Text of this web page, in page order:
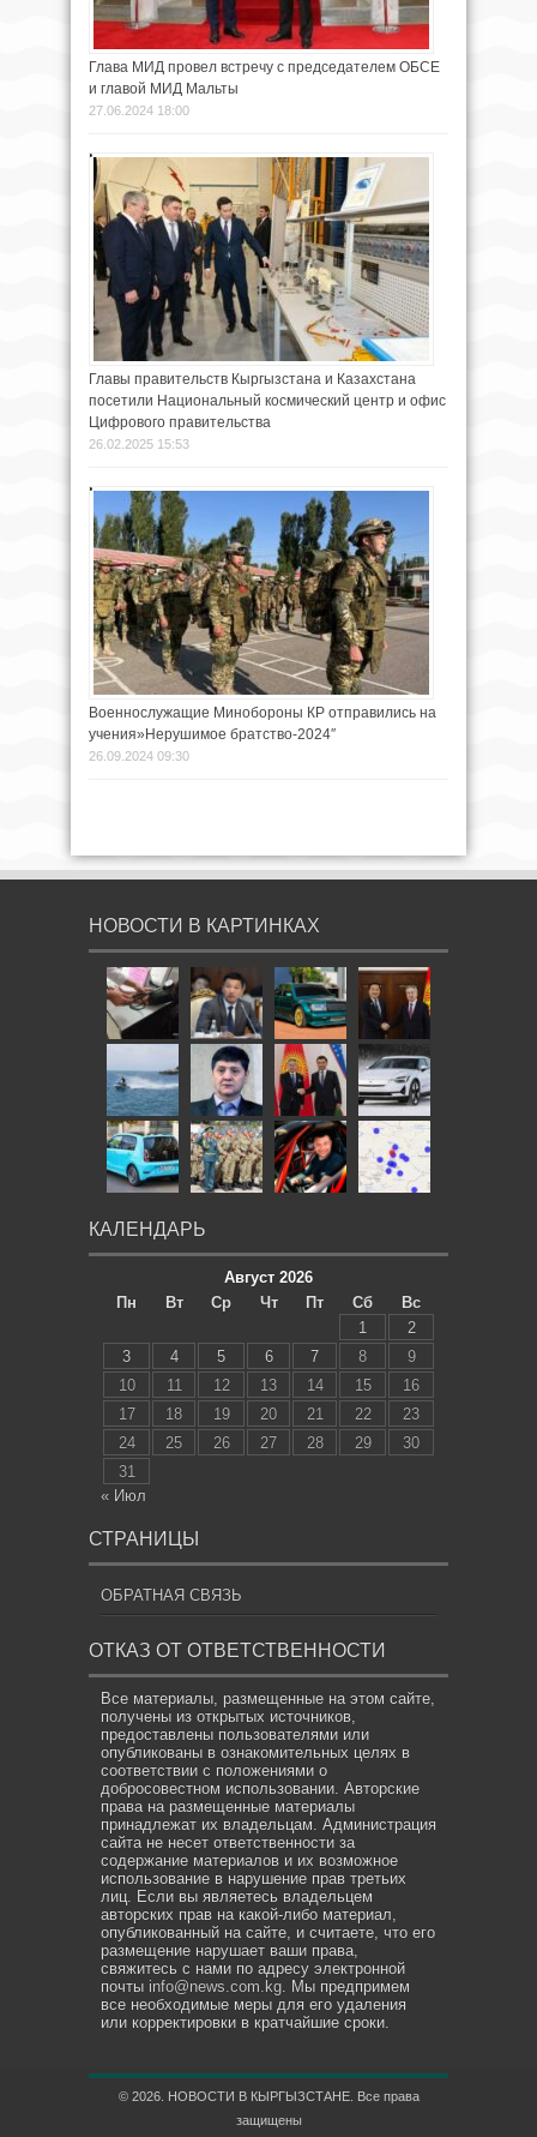
Глава МИД провел встречу с председателем ОБСЕ
и главой МИД Мальты
27.06.2024 18:00
Главы правительств Кыргызстана и Казахстана
посетили Национальный космический центр и офис
Цифрового правительства
26.02.2025 15:53
Военнослужащие Минобороны КР отправились на
учения»Нерушимое братство-2024″
26.09.2024 09:30
НОВОСТИ В КАРТИНКАХ
КАЛЕНДАРЬ
Август 2026
Пн
Вт Ср Чт Пт Сб
Вс
1
2
3
4 5 6 7 8
9
10
11 12 13 14 15
16
17
18 19 20 21 22
23
24
25 26 27 28 29
30
31
« Июл
СТРАНИЦЫ
ОБРАТНАЯ СВЯЗЬ
ОТКАЗ ОТ ОТВЕТСТВЕННОСТИ
Все материалы, размещенные на этом сайте,
получены из открытых источников,
предоставлены пользователями или
опубликованы в ознакомительных целях в
соответствии с положениями о
добросовестном использовании. Авторские
права на размещенные материалы
принадлежат их владельцам. Администрация
сайта не несет ответственности за
содержание материалов и их возможное
использование в нарушение прав третьих
лиц. Если вы являетесь владельцем
авторских прав на какой-либо материал,
опубликованный на сайте, и считаете, что его
размещение нарушает ваши права,
свяжитесь с нами по адресу электронной
почты info@news.com.kg . Мы предпримем
все необходимые меры для его удаления
или корректировки в кратчайшие сроки.
© 2026. НОВОСТИ В КЫРГЫЗСТАНЕ. Все права
защищены